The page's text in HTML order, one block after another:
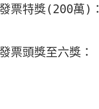
票特獎(200萬)：
票頭獎至六獎：